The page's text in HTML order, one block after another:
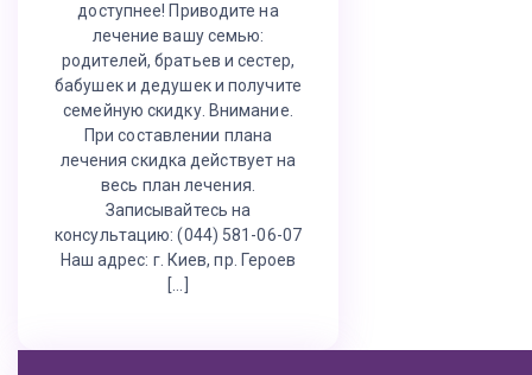
доступнее! Приводите на
лечение вашу семью:
родителей, братьев и сестер,
бабушек и дедушек и получите
семейную скидку. Внимание.
При составлении плана
лечения скидка действует на
весь план лечения.
Записывайтесь на
консультацию: (044) 581-06-07
Наш адрес: г. Киев, пр. Героев
[…]